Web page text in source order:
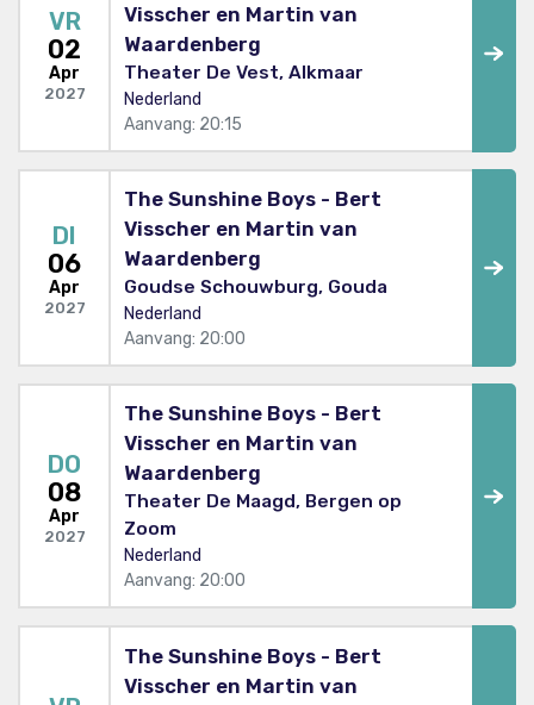
VR
02
Apr
2027
Visscher en Martin van
Waardenberg
Theater De Vest, Alkmaar
Nederland
Aanvang: 20:15
DI
06
Apr
2027
The Sunshine Boys - Bert
Visscher en Martin van
Waardenberg
Goudse Schouwburg, Gouda
Nederland
Aanvang: 20:00
DO
08
Apr
2027
The Sunshine Boys - Bert
Visscher en Martin van
Waardenberg
Theater De Maagd, Bergen op
Zoom
Nederland
Aanvang: 20:00
The Sunshine Boys - Bert
Visscher en Martin van